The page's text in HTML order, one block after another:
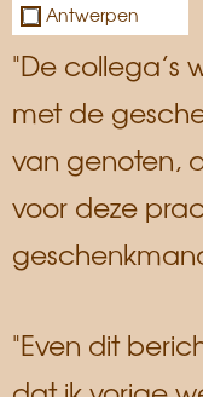
Antwerpen
"De collega’s
met de
van genoten,
voor deze
"Even dit